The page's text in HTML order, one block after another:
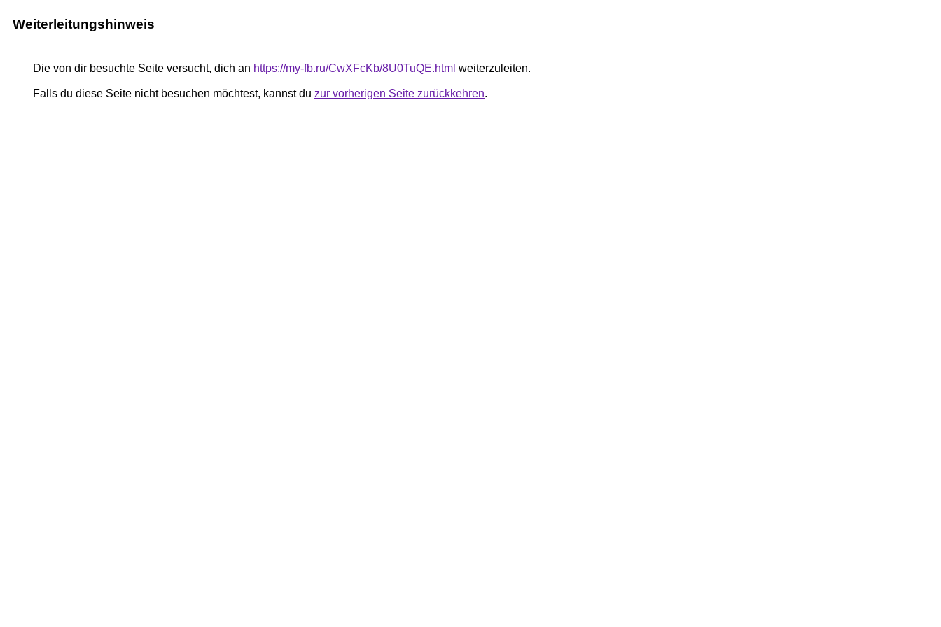
Weiterleitungshinweis
Die von dir besuchte Seite versucht, dich an https://my-fb.ru/CwXFcKb/8U0TuQE.html weiterzuleiten.
Falls du diese Seite nicht besuchen möchtest, kannst du zur vorherigen Seite zurückkehren.